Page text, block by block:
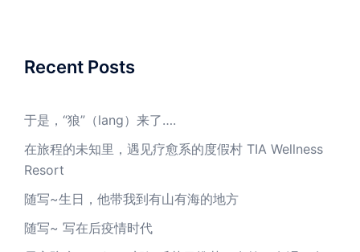
Recent Posts
于是，“狼”（lang）来了….
在旅程的未知里，遇见疗愈系的度假村 TIA Wellness
Resort
随写~生日，他带我到有山有海的地方
随写~ 写在后疫情时代